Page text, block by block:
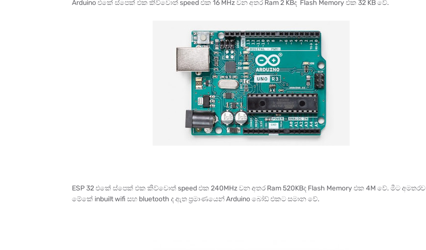
Arduino එකේ ස්පෙක් එක කිව්වොත් speed එක 16 MHz වන අතර Ram 2 KBද Flash Memory එක 32 KB වේ.
ESP 32 එකේ ස්පෙක් එක කිව්වොත් speed එක 240MHz වන අතර Ram 520KBද Flash Memory එක 4M වේ. මීට අමතරව
මේකේ inbuilt wifi සහ bluetooth ද ඇත ප්‍රමාණයෙන් Arduino බෝඩ් එකට සමාන වේ.